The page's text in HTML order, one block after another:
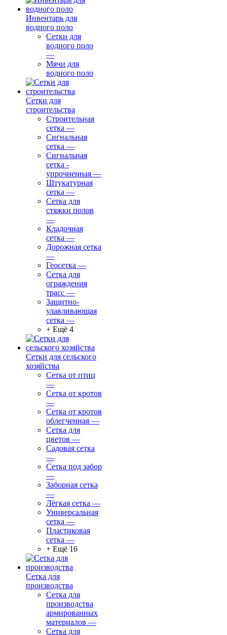
Инвентарь для
водного поло
Сетки для
водного поло
—
Мячи для
водного поло
Сетки для
строительства
Строительная
сетка —
Сигнальная
сетка —
Сигнальная
сетка -
упрочненная —
Штукатурная
сетка —
Сетка для
стяжки полов
—
Кладочная
сетка —
Дорожная сетка
—
Геосетка —
Сетка для
ограждения
трасс —
Защитно-
улавливающая
сетка —
+ Ещё 4
Сетки для сельского
хозяйства
Сетка от птиц
—
Сетка от кротов
—
Сетка от кротов
облегченная —
Сетка для
цветов —
Садовая сетка
—
Сетка под забор
—
Заборная сетка
—
Лёгкая сетка —
Универсальная
сетка —
Пластиковая
сетка —
+ Ещё 16
Сетка для
производства
Сетка для
производства
армированных
материалов —
Сетка для